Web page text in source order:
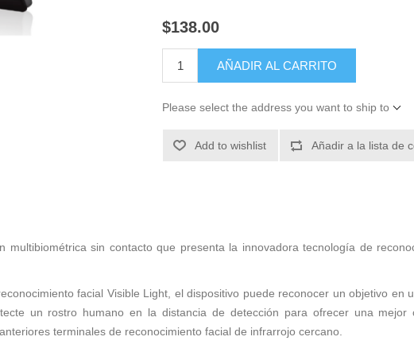
$138.00
AÑADIR AL CARRITO
Please select the address you want to ship to
Add to wishlist Añadir a la lista de
multibiométrica sin contacto que presenta la innovadora tecnología de
facial Visible Light, el dispositivo puede reconocer un objetivo en
un rostro humano en la distancia de detección para ofrecer una mejor
terminales de reconocimiento facial de infrarrojo cercano.